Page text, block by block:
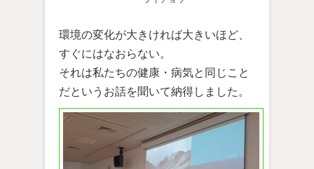
環境の変化が大きければ大きいほど、
すぐにはなおらない。
それは私たちの健康・病気と同じこと
だというお話を聞いて納得しました。